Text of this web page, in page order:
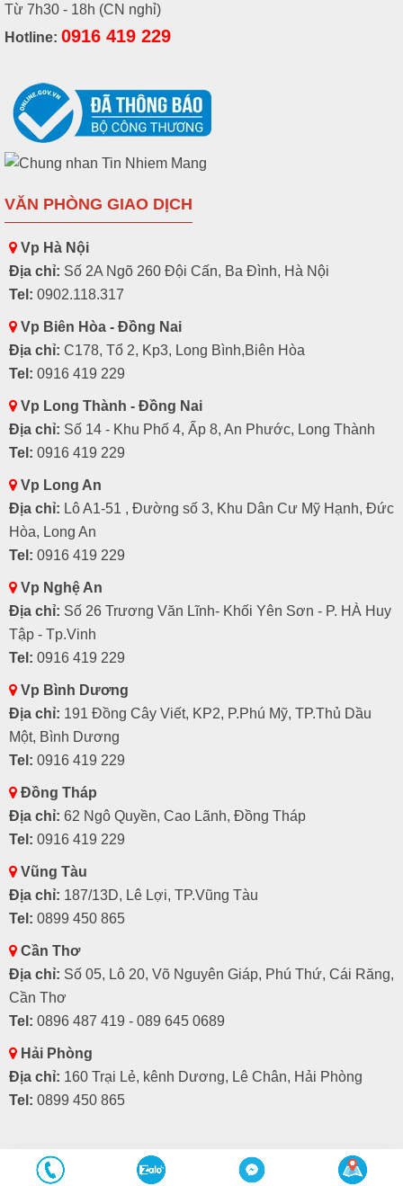
Từ 7h30 - 18h (CN nghỉ)
Hotline: 0916 419 229
VĂN PHÒNG GIAO DỊCH
Vp Hà Nội
Địa chỉ: Số 2A Ngõ 260 Đội Cấn, Ba Đình, Hà Nội
Tel: 0902.118.317
Vp Biên Hòa - Đồng Nai
Địa chỉ: C178, Tổ 2, Kp3, Long Bình,Biên Hòa
Tel: 0916 419 229
Vp Long Thành - Đồng Nai
Địa chỉ: Số 14 - Khu Phố 4, Ấp 8, An Phước, Long Thành
Tel: 0916 419 229
Vp Long An
Địa chỉ: Lô A1-51 , Đường số 3, Khu Dân Cư Mỹ Hạnh, Đức
Hòa, Long An
Tel: 0916 419 229
Vp Nghệ An
Địa chỉ: Số 26 Trương Văn Lĩnh- Khối Yên Sơn - P. HÀ Huy
Tập - Tp.Vinh
Tel: 0916 419 229
Vp Bình Dương
Địa chỉ: 191 Đồng Cây Viết, KP2, P.Phú Mỹ, TP.Thủ Dầu
Một, Bình Dương
Tel: 0916 419 229
Đồng Tháp
Địa chỉ: 62 Ngô Quyền, Cao Lãnh, Đồng Tháp
Tel: 0916 419 229
Vũng Tàu
Địa chỉ: 187/13D, Lê Lợi, TP.Vũng Tàu
Tel: 0899 450 865
Cần Thơ
Địa chỉ: Số 05, Lô 20, Võ Nguyên Giáp, Phú Thứ, Cái Răng,
Cần Thơ
Tel: 0896 487 419 - 089 645 0689
Hải Phòng
Địa chỉ: 160 Trại Lẻ, kênh Dương, Lê Chân, Hải Phòng
Tel: 0899 450 865